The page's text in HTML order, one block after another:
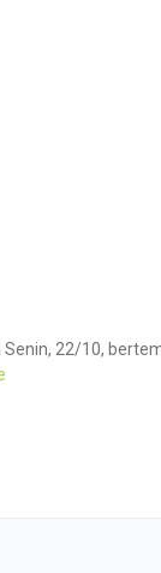
22/10,